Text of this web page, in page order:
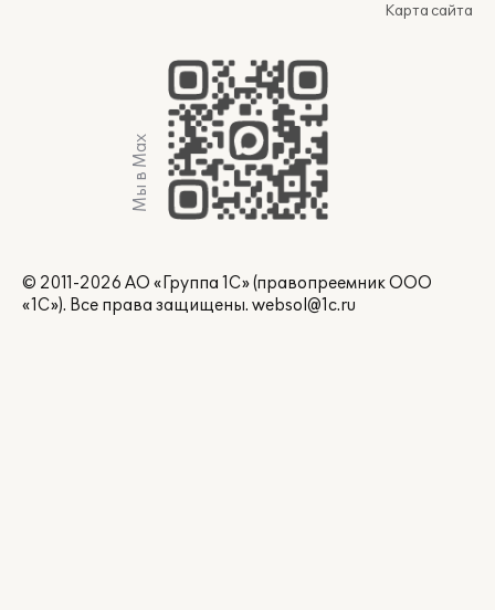
Карта сайта
Мы в Max
© 2011-2026 АО «Группа 1С» (правопреемник ООО
«1С»). Все права защищены. websol@1c.ru